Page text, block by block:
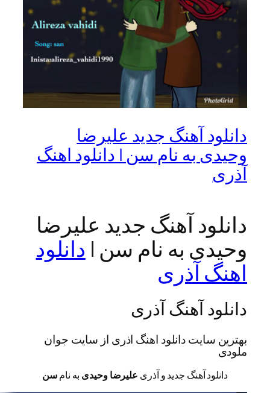
آهنگ جدید علیرضا
به نام سن | دانلود اهنگ
آهنگ جدید علیرضا
به نام سن |دانلود
آذری
آهنگ آذری
سایت دانلود اهنگ اذری از سایت جوان
دانلود آهنگ جدید و آذریعلیرضا وحیدیبه نام سن